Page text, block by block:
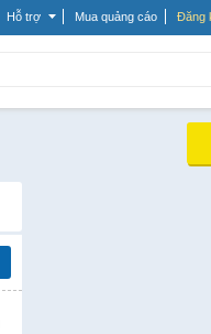
Hỗ trợ Mua quảng cáo Đăng